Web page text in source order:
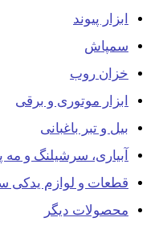
ابزار پیوند
سمپاش
خزان روب
ابزار موتوری و برقی
بیل و تبر باغبانی
آبیاری، سرشیلنگ و
قطعات و لوازم یدکی
محصولات دیگر